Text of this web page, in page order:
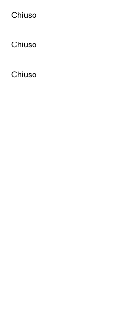
Chiuso
Chiuso
Chiuso